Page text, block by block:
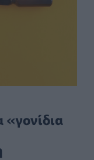
«γονίδια